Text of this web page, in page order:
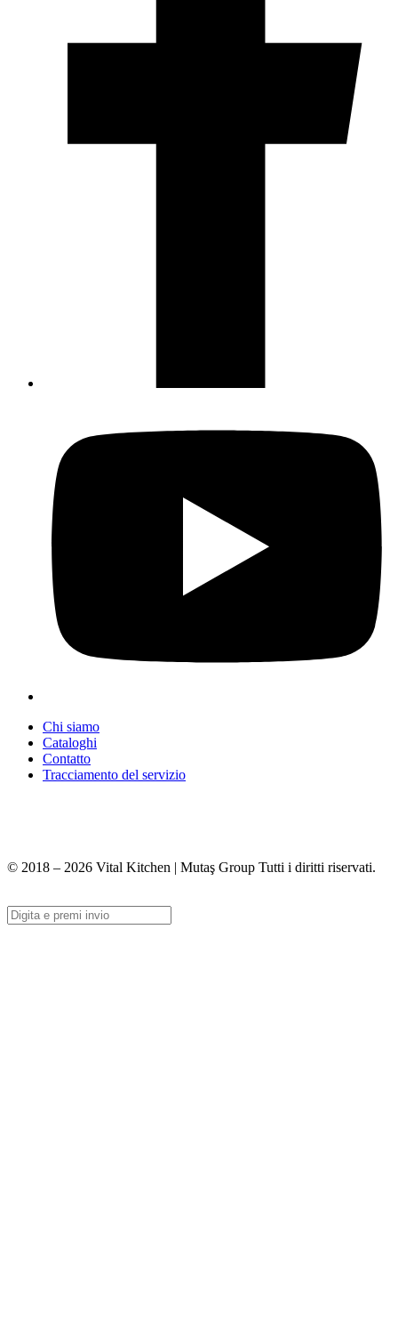
Chi siamo
Cataloghi
Contatto
Tracciamento del servizio
© 2018 – 2026 Vital Kitchen | Mutaş Group Tutti i diritti riservati.